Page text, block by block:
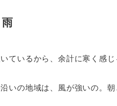
ているから、余計に寒く感じ
いの地域は、風が強いの。朝